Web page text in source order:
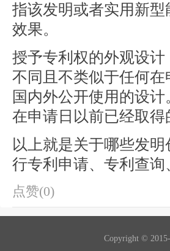
指该发明或者实用新
效果。
授予专利权的外观设
不同且不类似于任何
国内外公开使用的设
在申请日以前已经取
以上就是关于哪些发
行专利申请、专利查
点赞(0)
Copyright ©